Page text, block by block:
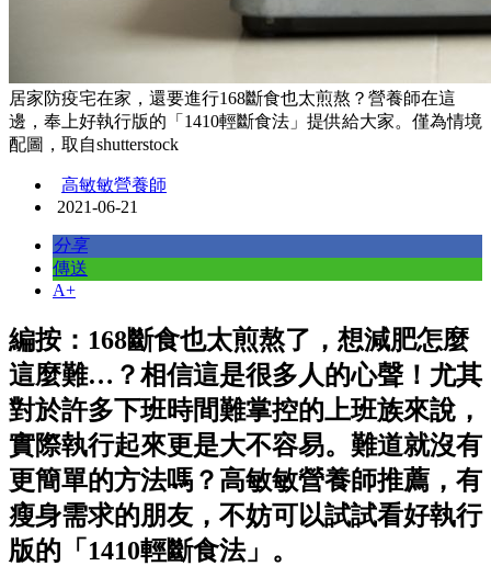
居家防疫宅在家，還要進行168斷食也太煎熬？營養師在這
邊，奉上好執行版的「1410輕斷食法」提供給大家。僅為情境
配圖，取自shutterstock
高敏敏營養師
2021-06-21
分享
傳送
A+
編按：168斷食也太煎熬了，想減肥怎麼
這麼難…？相信這是很多人的心聲！尤其
對於許多下班時間難掌控的上班族來說，
實際執行起來更是大不容易。難道就沒有
更簡單的方法嗎？高敏敏營養師推薦，有
瘦身需求的朋友，不妨可以試試看好執行
版的「1410輕斷食法」。